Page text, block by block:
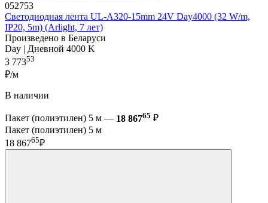
052753
Светодиодная лента UL-A320-15mm 24V Day4000 (32 W/m,
IP20, 5m) (Arlight, 7 лет)
Произведено в Беларуси
Day | Дневной 4000 K
3 77353
₽/м
В наличии
Пакет (полиэтилен) 5 м — 18 86765 ₽
Пакет (полиэтилен) 5 м
18 86765₽